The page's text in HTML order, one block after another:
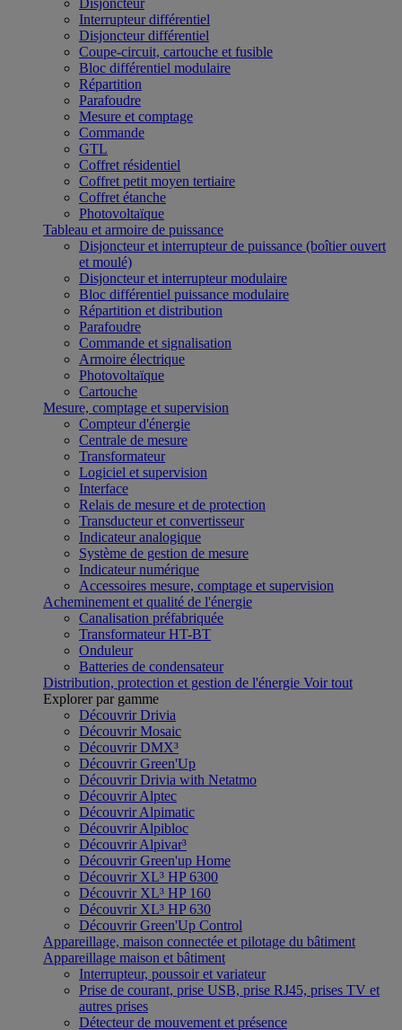
Disjoncteur
Interrupteur différentiel
Disjoncteur différentiel
Coupe-circuit, cartouche et fusible
Bloc différentiel modulaire
Répartition
Parafoudre
Mesure et comptage
Commande
GTL
Coffret résidentiel
Coffret petit moyen tertiaire
Coffret étanche
Photovoltaïque
Tableau et armoire de puissance
Disjoncteur et interrupteur de puissance (boîtier ouvert
et moulé)
Disjoncteur et interrupteur modulaire
Bloc différentiel puissance modulaire
Répartition et distribution
Parafoudre
Commande et signalisation
Armoire électrique
Photovoltaïque
Cartouche
Mesure, comptage et supervision
Compteur d'énergie
Centrale de mesure
Transformateur
Logiciel et supervision
Interface
Relais de mesure et de protection
Transducteur et convertisseur
Indicateur analogique
Système de gestion de mesure
Indicateur numérique
Accessoires mesure, comptage et supervision
Acheminement et qualité de l'énergie
Canalisation préfabriquée
Transformateur HT-BT
Onduleur
Batteries de condensateur
Distribution, protection et gestion de l'énergie Voir tout
Explorer par gamme
Découvrir Drivia
Découvrir Mosaic
Découvrir DMX³
Découvrir Green'Up
Découvrir Drivia with Netatmo
Découvrir Alptec
Découvrir Alpimatic
Découvrir Alpibloc
Découvrir Alpivar³
Découvrir Green'up Home
Découvrir XL³ HP 6300
Découvrir XL³ HP 160
Découvrir XL³ HP 630
Découvrir Green'Up Control
Appareillage, maison connectée et pilotage du bâtiment
Appareillage maison et bâtiment
Interrupteur, poussoir et variateur
Prise de courant, prise USB, prise RJ45, prises TV et
autres prises
Détecteur de mouvement et présence